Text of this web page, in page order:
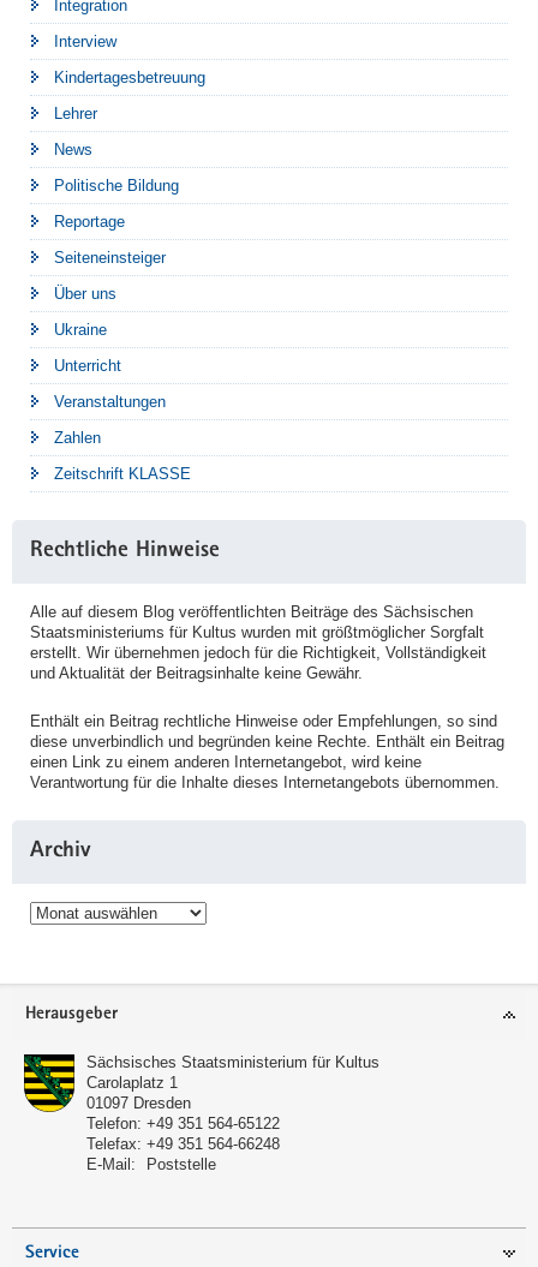
Integration
Interview
Kindertagesbetreuung
Lehrer
News
Politische Bildung
Reportage
Seiteneinsteiger
Über uns
Ukraine
Unterricht
Veranstaltungen
Zahlen
Zeitschrift KLASSE
Rechtliche Hinweise
Alle auf diesem Blog veröffentlichten Beiträge des Sächsischen
Staatsministeriums für Kultus wurden mit größtmöglicher Sorgfalt
erstellt. Wir übernehmen jedoch für die Richtigkeit, Vollständigkeit
und Aktualität der Beitragsinhalte keine Gewähr.
Enthält ein Beitrag rechtliche Hinweise oder Empfehlungen, so sind
diese unverbindlich und begründen keine Rechte. Enthält ein Beitrag
einen Link zu einem anderen Internetangebot, wird keine
Verantwortung für die Inhalte dieses Internetangebots übernommen.
Archiv
Archiv
Service
Herausgeber
Sächsisches Staatsministerium für Kultus
Carolaplatz 1
01097 Dresden
Telefon: +49 351 564-65122
Telefax: +49 351 564-66248
E-Mail:
Poststelle
Service